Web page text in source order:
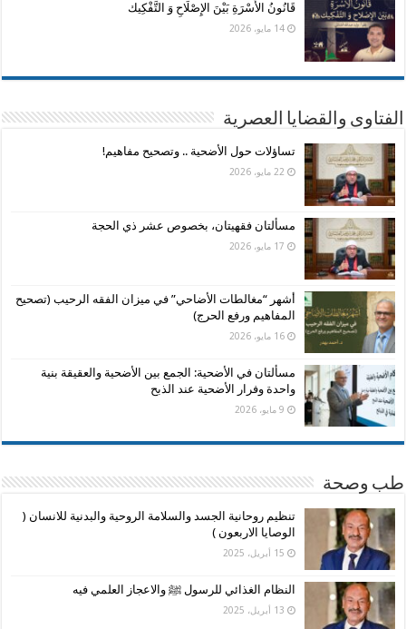
قَانُونُ الأُسْرَةِ بَيْنَ الإِصْلَاحِ وَ التَّفْكِيك
14 مايو، 2026
الفتاوى والقضايا العصرية
تساؤلات حول الأضحية .. وتصحيح مفاهيم!
22 مايو، 2026
مسألتان فقهيتان، بخصوص عشر ذي الحجة
17 مايو، 2026
أشهر “مغالطات الأضاحي” في ميزان الفقه الرحيب (تصحيح
المفاهيم ورفع الحرج)
16 مايو، 2026
مسألتان في الأضحية: الجمع بين الأضحية والعقيقة بنية
واحدة وفرار الأضحية عند الذبح
9 مايو، 2026
طب وصحة
تنظيم روحانية الجسد والسلامة الروحية والبدنية للانسان (
الوصايا الاربعون )
15 أبريل، 2025
النظام الغذائي للرسول ﷺ والاعجاز العلمي فيه
13 أبريل، 2025